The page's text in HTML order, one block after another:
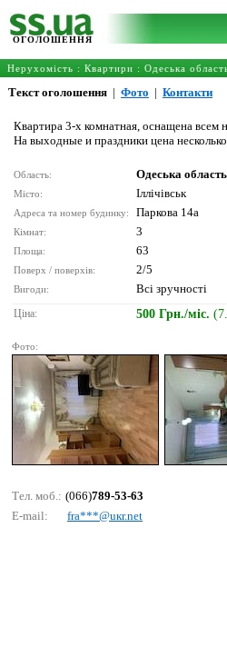
ОГОЛОШЕННЯ
Нерухомість : Квартири : Одеська
Текст оголошення | Фото | Контакти
Квартира 3-х комнатная, оснащена
На выходные и праздники цена
Область: Одеська область
Місто: Іллічівськ
Адреса та номер будинку: Паркова 14а
Кімнат: 3
Площа: 63
Поверх / поверхів: 2/5
Вигоди: Всі зручності
Ціна: 500 Грн./міс.
Фото:
Тел. моб.: (066)789-53-63
E-mail:
frа***@uкr.nеt